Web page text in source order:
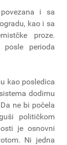
i sa
kao i sa
proze.
perioda
kao posledica
dodirnu
ne bi počela
političkom
je osnovni
Ni jedna